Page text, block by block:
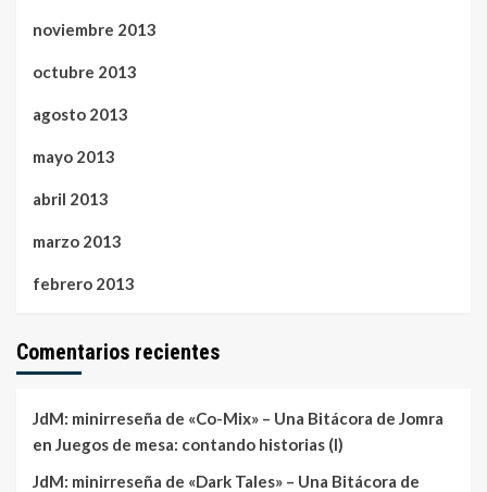
noviembre 2013
octubre 2013
agosto 2013
mayo 2013
abril 2013
marzo 2013
febrero 2013
Comentarios recientes
JdM: minirreseña de «Co-Mix» – Una Bitácora de Jomra
en Juegos de mesa: contando historias (I)
JdM: minirreseña de «Dark Tales» – Una Bitácora de